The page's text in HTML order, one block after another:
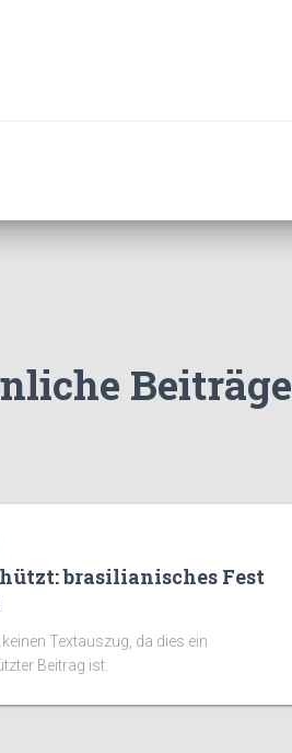
Beiträge
brasilianisches Fest
keinen Textauszug, da dies ein
Beitrag ist.